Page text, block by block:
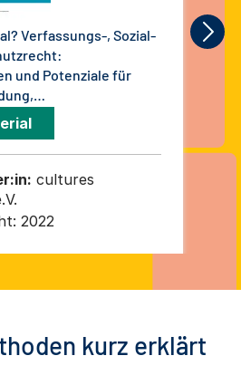
Verfassungs-, Sozial-
und Potenziale für
Kindern und
cultures
2022
kurz erklärt